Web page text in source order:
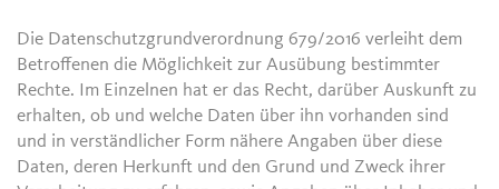
Die Datenschutzgrundverordnung 679/2016 verleiht dem
Betroffenen die Möglichkeit zur Ausübung bestimmter
Rechte. Im Einzelnen hat er das Recht, darüber Auskunft zu
erhalten, ob und welche Daten über ihn vorhanden sind
und in verständlicher Form nähere Angaben über diese
Daten, deren Herkunft und den Grund und Zweck ihrer